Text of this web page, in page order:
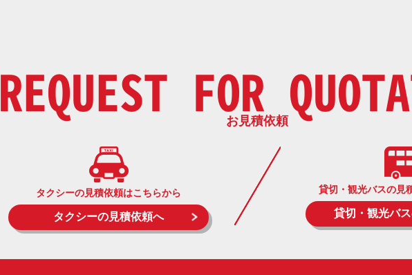
REQUEST FOR
お見積依頼
タクシーの見積依頼はこちらから
タクシーの見積依頼へ
貸切・観光バスの見
貸切・観光バ